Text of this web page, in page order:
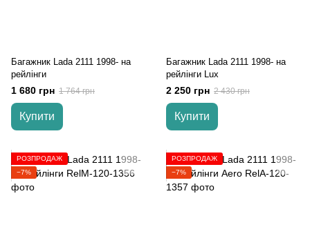
Багажник Lada 2111 1998- на
рейлінги
1 680 грн 1 764 грн
Купити
Багажник Lada 2111 1998- на
рейлінги Lux
2 250 грн 2 430 грн
Купити
РОЗПРОДАЖ
−7%
РОЗПРОДАЖ
−7%